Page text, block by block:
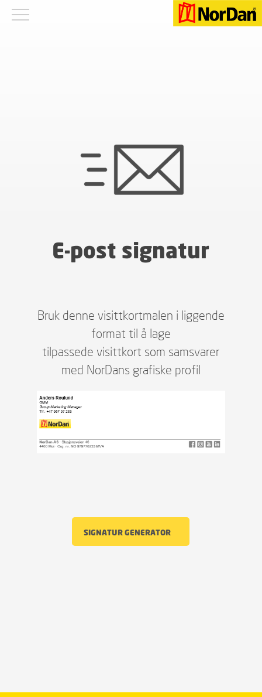
E-post signatur
Bruk denne visittkortmalen i liggende
format til å lage
tilpassede visittkort som samsvarer
med NorDans grafiske profil
SIGNATUR GENERATOR